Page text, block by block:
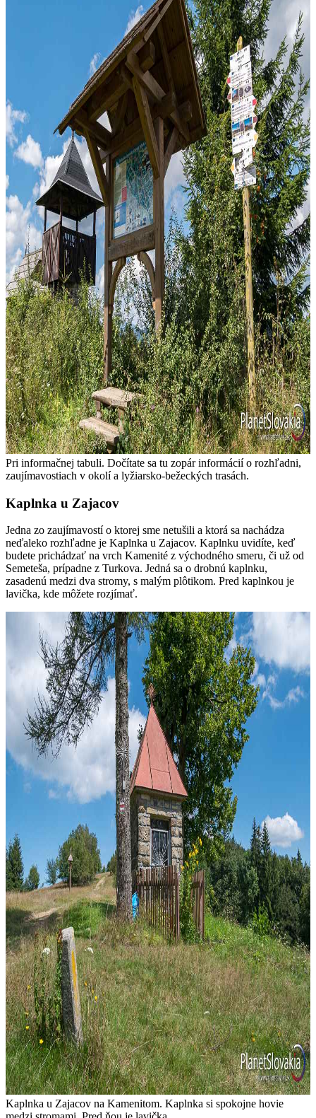
Pri informačnej tabuli. Dočítate sa tu zopár informácií o rozhľadni,
zaujímavostiach v okolí a lyžiarsko-bežeckých trasách.
Kaplnka u Zajacov
Jedna zo zaujímavostí o ktorej sme netušili a ktorá sa nachádza
neďaleko rozhľadne je Kaplnka u Zajacov. Kaplnku uvidíte, keď
budete prichádzať na vrch Kamenité z východného smeru, či už od
Semeteša, prípadne z Turkova. Jedná sa o drobnú kaplnku,
zasadenú medzi dva stromy, s malým plôtikom. Pred kaplnkou je
lavička, kde môžete rozjímať.
Kaplnka u Zajacov na Kamenitom. Kaplnka si spokojne hovie